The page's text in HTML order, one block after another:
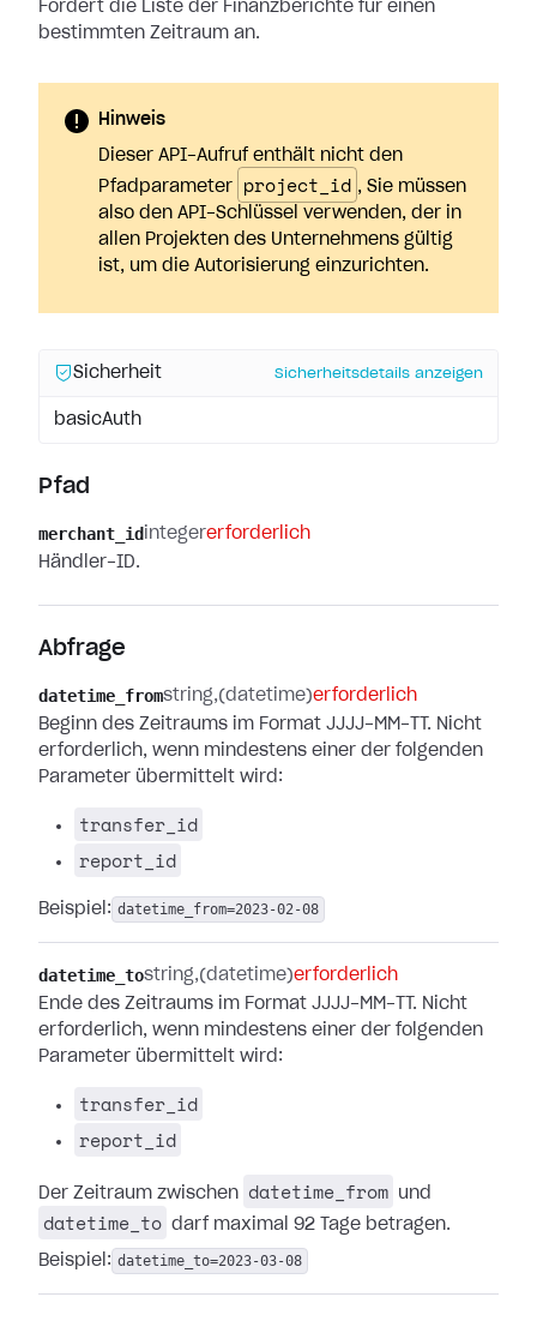
Fordert die Liste der Finanzberichte für einen
bestimmten Zeitraum an.
Hinweis
Dieser API-Aufruf enthält nicht den
Pfadparameter
project_id , Sie müssen
also den API-Schlüssel verwenden, der in
allen Projekten des Unternehmens gültig
ist, um die Autorisierung einzurichten.
Sicherheit Sicherheitsdetails anzeigen
basicAuth
Pfad
merchant_id integererforderlich
Händler-ID.
Abfrage
datetime_fromstring (datetime)erforderlich
Beginn des Zeitraums im Format JJJJ-MM-TT. Nicht
erforderlich, wenn mindestens einer der folgenden
Parameter übermittelt wird:
transfer_id
report_id
Beispiel: datetime_from=2023-02-08
datetime_tostring (datetime)erforderlich
Ende des Zeitraums im Format JJJJ-MM-TT. Nicht
erforderlich, wenn mindestens einer der folgenden
Parameter übermittelt wird:
transfer_id
report_id
Der Zeitraum zwischen datetime_from und
datetime_to darf maximal 92 Tage betragen.
Beispiel: datetime_to=2023-03-08